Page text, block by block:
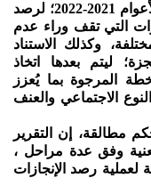
والمتابعة الخاص بإنجازات الخطة خلال الأعوام 2021-2022؛ لرصد
التي تقف وراء عدم
وكذلك الاستناد
ليتم بعدها اتخاذ
المرجوة بما يُعزز
الاجتماعي والعنف
مطالقة، إن التقرير
وفق عدة مراحل ،
رصد الإنجازات